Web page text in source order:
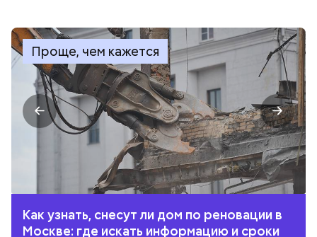
Проще, чем кажется
Как узнать, снесут ли дом по реновации в
Москве: где искать информацию и сроки